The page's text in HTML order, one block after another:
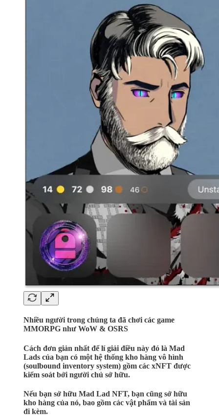
Nhiều người trong chúng ta đã chơi các game
MMORPG như WoW & OSRS
Cách đơn giản nhất để lí giải điều này đó là Mad
Lads của bạn có một hệ thống kho hàng vô hình
(soulbound inventory system) gồm các xNFT được
kiểm soát bởi người chủ sở hữu.
Nếu bạn sở hữu Mad Lad NFT, bạn cũng sở hữu
kho hàng của nó, bao gồm các vật phẩm và tài sản
đi kèm.